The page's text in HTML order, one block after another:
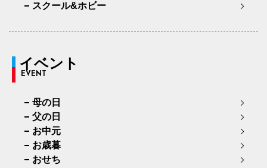
スクール&ホビー
イベント
EVENT
母の日
父の日
お中元
お歳暮
おせち